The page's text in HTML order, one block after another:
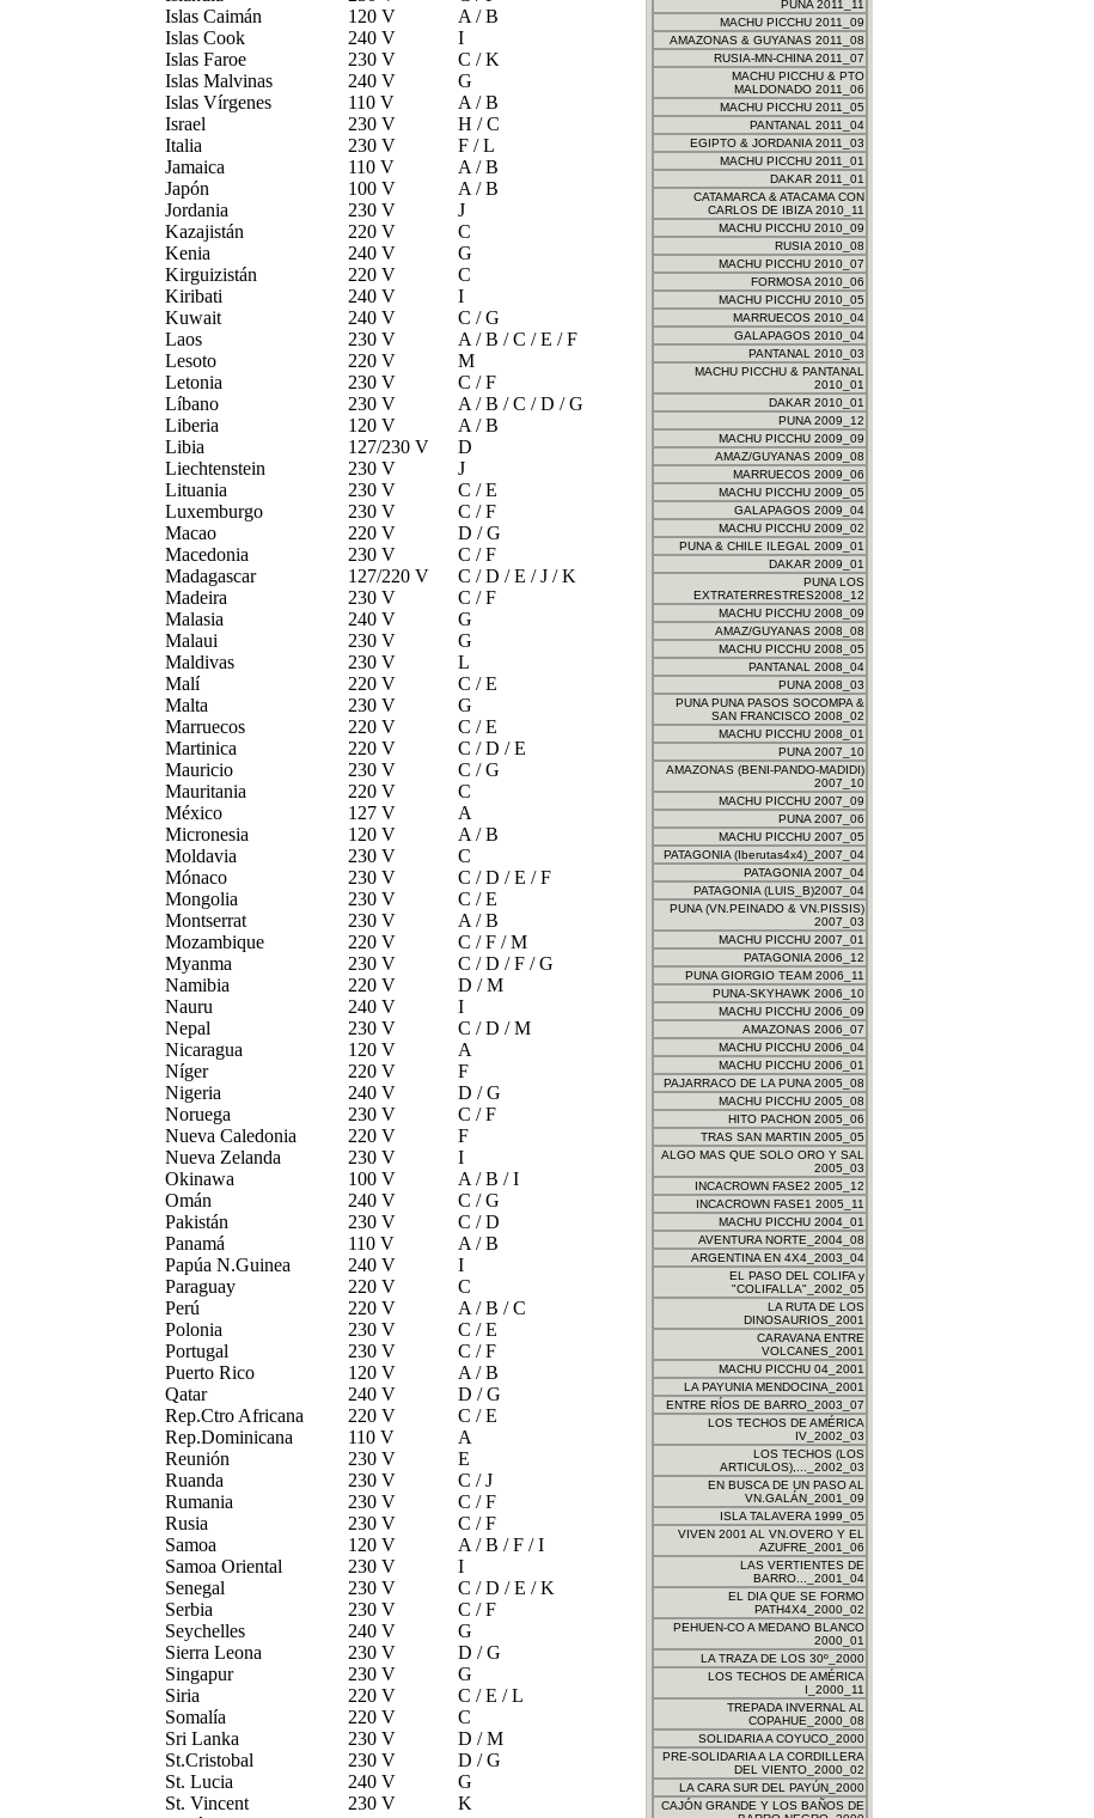
Islas Caimán
120 V
A / B
Islas Cook
240 V
I
Islas Faroe
230 V
C / K
Islas Malvinas
240 V
G
Islas Vírgenes
110 V
A / B
Israel
230 V
H / C
Italia
230 V
F / L
Jamaica
110 V
A / B
Japón
100 V
A / B
Jordania
230 V
J
Kazajistán
220 V
C
Kenia
240 V
G
Kirguizistán
220 V
C
Kiribati
240 V
I
Kuwait
240 V
C / G
Laos
230 V
A / B / C / E / F
Lesoto
220 V
M
Letonia
230 V
C / F
Líbano
230 V
A / B / C / D / G
Liberia
120 V
A / B
Libia
127/230 V
D
Liechtenstein
230 V
J
Lituania
230 V
C / E
Luxemburgo
230 V
C / F
Macao
220 V
D / G
Macedonia
230 V
C / F
Madagascar
127/220 V
C / D / E / J / K
Madeira
230 V
C / F
Malasia
240 V
G
Malaui
230 V
G
Maldivas
230 V
L
Malí
220 V
C / E
Malta
230 V
G
Marruecos
220 V
C / E
Martinica
220 V
C / D / E
Mauricio
230 V
C / G
Mauritania
220 V
C
México
127 V
A
Micronesia
120 V
A / B
Moldavia
230 V
C
Mónaco
230 V
C / D / E / F
Mongolia
230 V
C / E
Montserrat
230 V
A / B
Mozambique
220 V
C / F / M
Myanma
230 V
C / D / F / G
Namibia
220 V
D / M
Nauru
240 V
I
Nepal
230 V
C / D / M
Nicaragua
120 V
A
Níger
220 V
F
Nigeria
240 V
D / G
Noruega
230 V
C / F
Nueva Caledonia
220 V
F
Nueva Zelanda
230 V
I
Okinawa
100 V
A / B / I
Omán
240 V
C / G
Pakistán
230 V
C / D
Panamá
110 V
A / B
Papúa N.Guinea
240 V
I
Paraguay
220 V
C
Perú
220 V
A / B / C
Polonia
230 V
C / E
Portugal
230 V
C / F
Puerto Rico
120 V
A / B
Qatar
240 V
D / G
Rep.Ctro Africana
220 V
C / E
Rep.Dominicana
110 V
A
Reunión
230 V
E
Ruanda
230 V
C / J
Rumania
230 V
C / F
Rusia
230 V
C / F
Samoa
120 V
A / B / F / I
Samoa Oriental
230 V
I
Senegal
230 V
C / D / E / K
Serbia
230 V
C / F
Seychelles
240 V
G
Sierra Leona
230 V
D / G
Singapur
230 V
G
Siria
220 V
C / E / L
Somalía
220 V
C
Sri Lanka
230 V
D / M
St.Cristobal
230 V
D / G
St. Lucia
240 V
G
St. Vincent
230 V
K
PUNA 2011_11
MACHU PICCHU 2011_09
AMAZONAS & GUYANAS 2011_08
RUSIA-MN-CHINA 2011_07
MACHU PICCHU & PTO
MALDONADO 2011_06
MACHU PICCHU 2011_05
PANTANAL 2011_04
EGIPTO & JORDANIA 2011_03
MACHU PICCHU 2011_01
DAKAR 2011_01
CATAMARCA & ATACAMA CON
CARLOS DE IBIZA 2010_11
MACHU PICCHU 2010_09
RUSIA 2010_08
MACHU PICCHU 2010_07
FORMOSA 2010_06
MACHU PICCHU 2010_05
MARRUECOS 2010_04
GALAPAGOS 2010_04
PANTANAL 2010_03
MACHU PICCHU & PANTANAL
2010_01
DAKAR 2010_01
PUNA 2009_12
MACHU PICCHU 2009_09
AMAZ/GUYANAS 2009_08
MARRUECOS 2009_06
MACHU PICCHU 2009_05
GALAPAGOS 2009_04
MACHU PICCHU 2009_02
PUNA & CHILE ILEGAL 2009_01
DAKAR 2009_01
PUNA LOS
EXTRATERRESTRES2008_12
MACHU PICCHU 2008_09
AMAZ/GUYANAS 2008_08
MACHU PICCHU 2008_05
PANTANAL 2008_04
PUNA 2008_03
PUNA PUNA PASOS SOCOMPA &
SAN FRANCISCO 2008_02
MACHU PICCHU 2008_01
PUNA 2007_10
AMAZONAS (BENI-PANDO-MADIDI)
2007_10
MACHU PICCHU 2007_09
PUNA 2007_06
MACHU PICCHU 2007_05
PATAGONIA (Iberutas4x4)_2007_04
PATAGONIA 2007_04
PATAGONIA (LUIS_B)2007_04
PUNA (VN.PEINADO & VN.PISSIS)
2007_03
MACHU PICCHU 2007_01
PATAGONIA 2006_12
PUNA GIORGIO TEAM 2006_11
PUNA-SKYHAWK 2006_10
MACHU PICCHU 2006_09
AMAZONAS 2006_07
MACHU PICCHU 2006_04
MACHU PICCHU 2006_01
PAJARRACO DE LA PUNA 2005_08
MACHU PICCHU 2005_08
HITO PACHON 2005_06
TRAS SAN MARTIN 2005_05
ALGO MAS QUE SOLO ORO Y SAL
2005_03
INCACROWN FASE2 2005_12
INCACROWN FASE1 2005_11
MACHU PICCHU 2004_01
AVENTURA NORTE_2004_08
ARGENTINA EN 4X4_2003_04
EL PASO DEL COLIFA y
"COLIFALLA"_2002_05
LA RUTA DE LOS
DINOSAURIOS_2001
CARAVANA ENTRE
VOLCANES_2001
MACHU PICCHU 04_2001
LA PAYUNIA MENDOCINA_2001
ENTRE RÍOS DE BARRO_2003_07
LOS TECHOS DE AMÉRICA
IV_2002_03
LOS TECHOS (LOS
ARTICULOS),..._2002_03
EN BUSCA DE UN PASO AL
VN.GALÁN_2001_09
ISLA TALAVERA 1999_05
VIVEN 2001 AL VN.OVERO Y EL
AZUFRE_2001_06
LAS VERTIENTES DE
BARRO..._2001_04
EL DIA QUE SE FORMO
PATH4X4_2000_02
PEHUEN-CO A MEDANO BLANCO
2000_01
LA TRAZA DE LOS 30º_2000
LOS TECHOS DE AMÉRICA
I_2000_11
TREPADA INVERNAL AL
COPAHUE_2000_08
SOLIDARIA A COYUCO_2000
PRE-SOLIDARIA A LA CORDILLERA
DEL VIENTO_2000_02
LA CARA SUR DEL PAYÚN_2000
CAJÓN GRANDE Y LOS BAÑOS DE